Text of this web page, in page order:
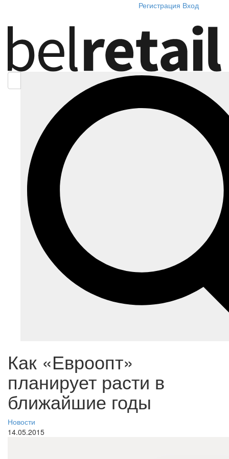
Регистрация Вход
Как «Евроопт»
планирует расти в
ближайшие годы
Новости
14.05.2015